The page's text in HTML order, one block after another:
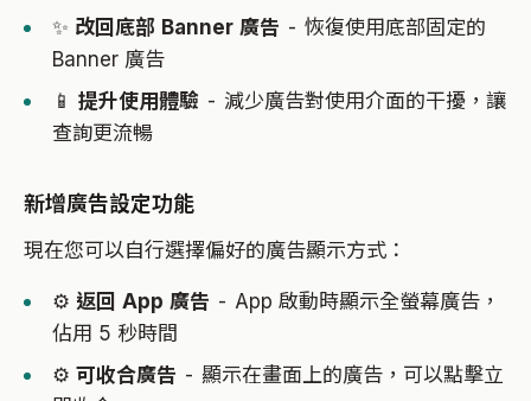
✨ 改回底部 Banner 廣告 - 恢復使用底部固定的
Banner 廣告
📱 提升使用體驗 - 減少廣告對使用介面的干擾，讓
查詢更流暢
新增廣告設定功能
現在您可以自行選擇偏好的廣告顯示方式：
⚙️ 返回 App 廣告 - App 啟動時顯示全螢幕廣告，
佔用 5 秒時間
⚙️ 可收合廣告 - 顯示在畫面上的廣告，可以點擊立